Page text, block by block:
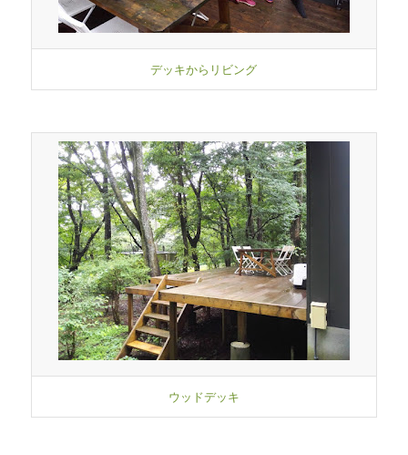
デッキからリビング
ウッドデッキ